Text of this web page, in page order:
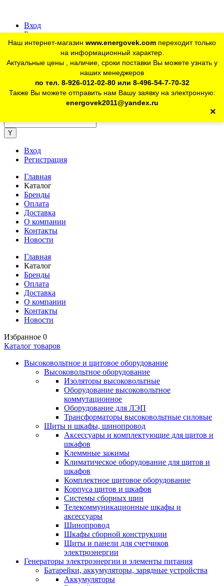
Вход
Регистрация
Для юр. лиц:+7 (926) 012-02-80
telegram Розничный магазин:+7 (925) 902-46-10
Наш интернет-магазин www.energovek.com переходит только
на информационный характер.
Актуальные цены , наличие, сроки поставки Вы можете узнать у
наших менеджеров
по тел. 8-926-012-02-80 или 8-496-54-7-70-32
Также Вы можете отправить нам Вашу заявку на электронную:
energovek2011@yandex.ru
×
Вход
Регистрация
Главная
Каталог
Бренды
Оплата
Доставка
О компании
Контакты
Новости
Главная
Каталог
Бренды
Оплата
Доставка
О компании
Контакты
Новости
Избранное 0
Каталог товаров
Высоковольтное и щитовое оборудование
Высоковольтное оборудование
Изоляторы высоковольтные
Оборудование высоковольтное
коммутационное
Оборудование для ЛЭП
Трансформаторы высоковольтные силовые
Щиты и шкафы, шинопровод
Аксессуары и комплектующие для щитов и
шкафов
Клеммные зажимы
Климатическое оборудование для щитов и
шкафов
Комплектное щитовое оборудование
Корпуса щитов и шкафов
Системы сборных шин
Телекоммуникационные шкафы и
аксессуары
Шинопровод
Шкафы сборной конструкции
Щиты и панели для счетчиков
электроэнергии
Генераторы электроэнергии и элементы питания
Батарейки, аккумуляторы, зарядные устройства
Аккумуляторы